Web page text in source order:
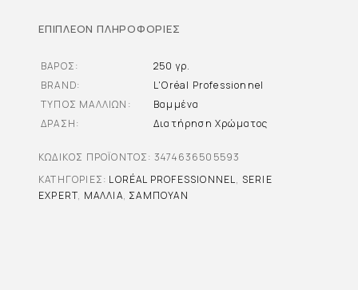
ΕΠΙΠΛΈΟΝ ΠΛΗΡΟΦΟΡΊΕΣ
ΒΆΡΟΣ
250 γρ.
BRAND
L'Oréal Professionnel
ΤΎΠΟΣ ΜΑΛΛΙΏΝ
Βαμμένα
ΔΡΆΣΗ
Διατήρηση Χρώματος
ΚΩΔΙΚΌΣ ΠΡΟΪΌΝΤΟΣ: 3474636505593
ΚΑΤΗΓΟΡΊΕΣ: LORÉAL PROFESSIONNEL, SERIE
EXPERT, ΜΑΛΛΙΆ, ΣΑΜΠΟΥΆΝ